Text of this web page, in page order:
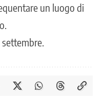
un luogo di